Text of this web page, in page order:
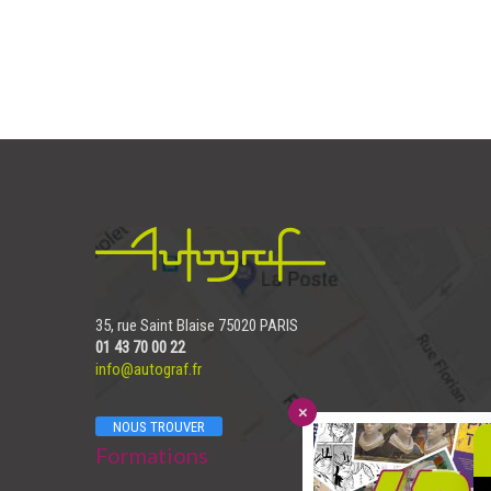
35, rue Saint Blaise 75020 PARIS
01 43 70 00 22
info@autograf.fr
NOUS TROUVER
Formations